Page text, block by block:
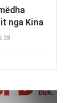
nga Kina